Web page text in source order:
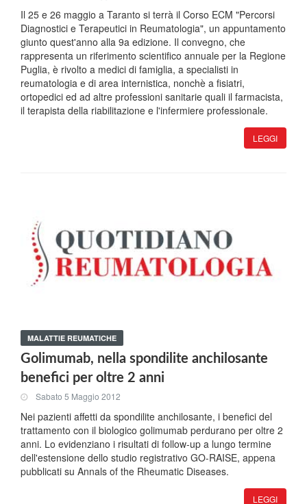
Il 25 e 26 maggio a Taranto si terrà il Corso ECM "Percorsi
Diagnostici e Terapeutici in Reumatologia", un appuntamento
giunto quest'anno alla 9a edizione. Il convegno, che
rappresenta un riferimento scientifico annuale per la Regione
Puglia, è rivolto a medici di famiglia, a specialisti in
reumatologia e di area internistica, nonchè a fisiatri,
ortopedici ed ad altre professioni sanitarie quali il farmacista,
il terapista della riabilitazione e l'infermiere professionale.
LEGGI
MALATTIE REUMATICHE
Golimumab, nella spondilite anchilosante
benefici per oltre 2 anni
Sabato 5 Maggio 2012
Nei pazienti affetti da spondilite anchilosante, i benefici del
trattamento con il biologico golimumab perdurano per oltre 2
anni. Lo evidenziano i risultati di follow-up a lungo termine
dell'estensione dello studio registrativo GO-RAISE, appena
pubblicati su Annals of the Rheumatic Diseases.
LEGGI